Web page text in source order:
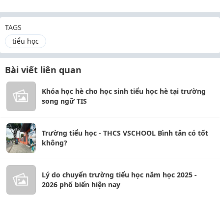
TAGS
tiểu học
Bài viết liên quan
Khóa học hè cho học sinh tiểu học hè tại trường
song ngữ TIS
Trường tiểu học - THCS VSCHOOL Bình tân có tốt
không?
Lý do chuyển trường tiểu học năm học 2025 -
2026 phổ biến hiện nay